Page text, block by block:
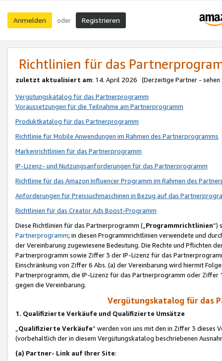
Anmelden oder Registrieren
Richtlinien für das
zuletzt aktualisiert am: 14. April 2026 (Derzeitige Partner - sehen
Vergütungskatalog für das Partnerprogramm
Voraussetzungen für die Teilnahme am Partnerprogramm
Produktkatalog für das Partnerprogramm
Richtlinie für Mobile Anwendungen im Rahmen des Partnerprogramms
Markenrichtlinien für das Partnerprogramm
IP-Lizenz- und Nutzungsanforderungen für das Partnerprogramm
Richtlinie für das Amazon Influencer Programm im Rahmen des
Anforderungen für Preissuchmaschinen in Bezug auf das
Richtlinien für das Creator Ads Boost-Programm
Diese Richtlinien für das Partnerprogramm („Programmrichtlinien“)
Partnerprogramm; in diesen Programmrichtlinien verwendete und
der Vereinbarung zugewiesene Bedeutung. Die Rechte und Pflichten
Partnerprogramm sowie Ziffer 3 der IP-Lizenz für das
Einschränkung von Ziffer 6 Abs. (a) der Vereinbarung wird hiermit
Partnerprogramm, die IP-Lizenz für das Partnerprogramm oder
gegen die Vereinbarung.
Vergütungskatalog für das
1. Qualifizierte Verkäufe und Qualifizierte Umsätze
Qualifizierte Verkäufe“ werden von uns mit den in Ziffer 3
(vorbehaltlich der in diesem Vergütungskatalog beschriebenen
(a) Partner- Link auf Ihrer Site: